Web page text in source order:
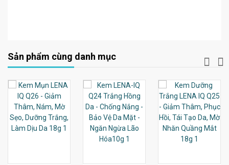
Sản phẩm cùng danh mục